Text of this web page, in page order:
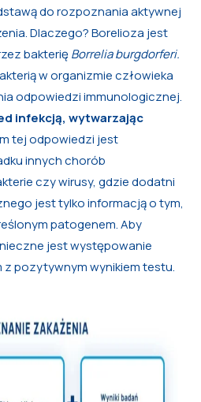
do rozpoznania aktywnej
Dlaczego? Borelioza jest
bakterięBorrelia burgdorferi.
w organizmie człowieka
odpowiedzi immunologicznej.
infekcją, wytwarzając
tej odpowiedzi jest
innych chorób
czy wirusy, gdzie dodatni
jest tylko informacją o tym,
patogenem. Aby
jest występowanie
pozytywnym wynikiem testu.